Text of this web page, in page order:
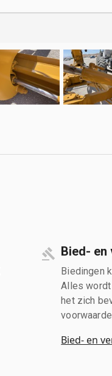
Bied-
Biedingen
Alles wordt
het zich
Bied- en